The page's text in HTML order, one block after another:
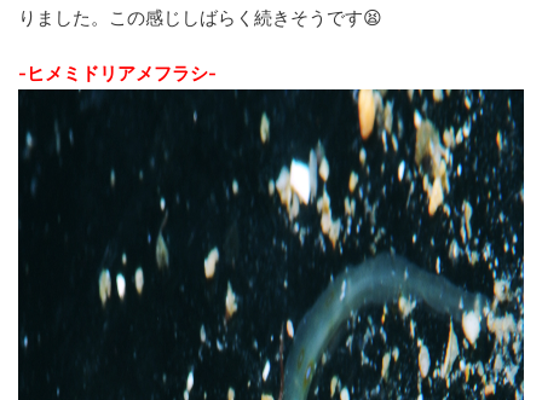
りました。この感じしばらく続きそうです😫
-ヒメミドリアメフラシ-